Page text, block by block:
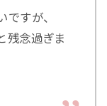
ですが、
残念過ぎま